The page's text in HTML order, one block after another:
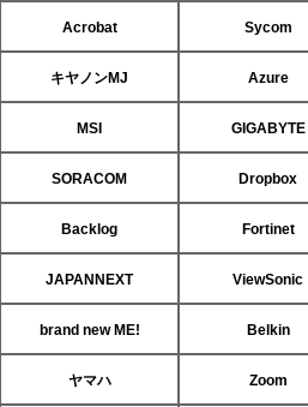
Acrobat Sycom
キヤノンMJ Azure
MSI GIGABYTE
SORACOM Dropbox
Backlog Fortinet
JAPANNEXT ViewSonic
brand new ME! Belkin
ヤマハ Zoom